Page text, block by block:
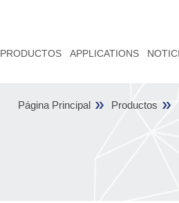
PRODUCTOS APPLICATIONS
Página Principal Productos